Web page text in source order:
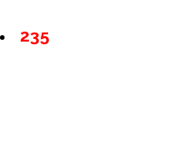
235